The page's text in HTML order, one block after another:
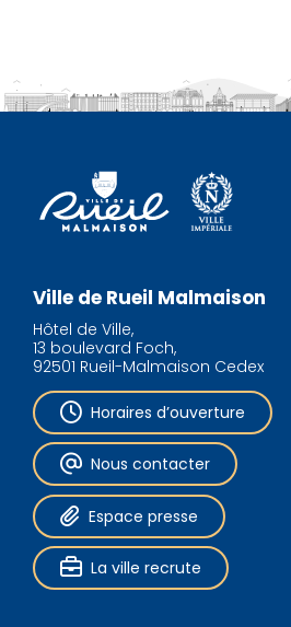
Ville de Rueil Malmaison
Hôtel de Ville,
13 boulevard Foch,
92501 Rueil-Malmaison Cedex
Horaires d’ouverture
Nous contacter
Espace presse
La ville recrute